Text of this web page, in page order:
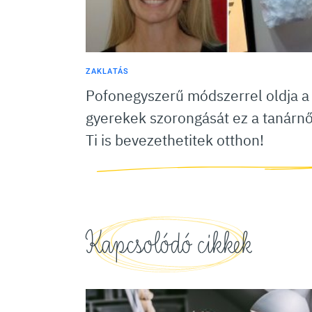
ZAKLATÁS
Pofonegyszerű módszerrel oldja a
gyerekek szorongását ez a
Ti is bevezethetitek otthon!
Kapcsolódó cikkek